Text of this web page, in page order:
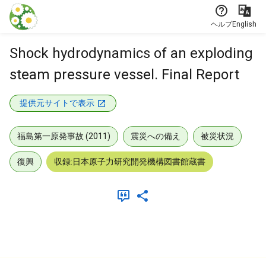
本文に飛ぶ
ヘルプEnglish
Shock hydrodynamics of an exploding
steam pressure vessel. Final Report
提供元サイトで表示
福島第一原発事故 (2011) 震災への備え 被災状況
復興 収録:日本原子力研究開発機構図書館蔵書